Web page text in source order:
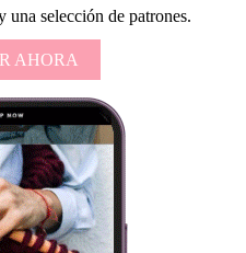
selección de patrones.
AHORA